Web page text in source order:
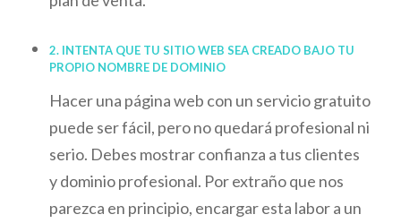
2. INTENTA QUE TU SITIO WEB SEA CREADO BAJO TU
PROPIO NOMBRE DE DOMINIO
Hacer una página web con un servicio gratuito
puede ser fácil, pero no quedará profesional ni
serio. Debes mostrar confianza a tus clientes
y dominio profesional. Por extraño que nos
parezca en principio, encargar esta labor a un